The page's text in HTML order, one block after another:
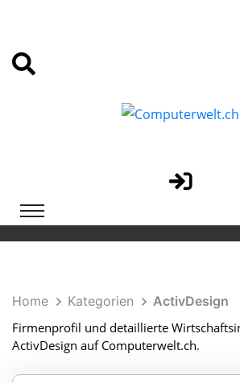
Home Kategorien
ActivDesign
Firmenprofil und detaillierte
ActivDesign auf Computerwelt.ch.